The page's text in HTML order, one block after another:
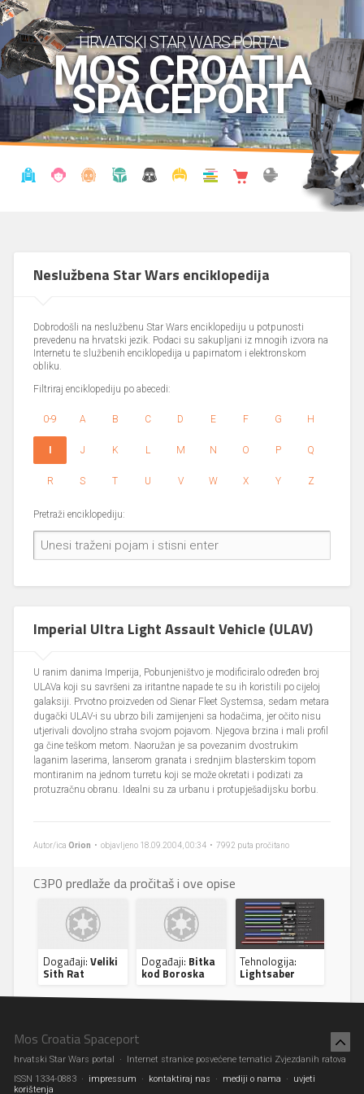
HRVATSKI STAR WARS PORTAL
MOS CROATIA
SPACEPORT
Neslužbena Star Wars enciklopedija
Dobrodošli na neslužbenu Star Wars enciklopediju u potpunosti
prevedenu na hrvatski jezik. Podaci su sakupljani iz mnogih izvora na
Internetu te službenih enciklopedija u papirnatom i elektronskom
obliku.
Filtriraj enciklopediju po abecedi:
0-9 A B C D E F G H
I J K L M N O P Q
R S T U V W X Y Z
Pretraži enciklopediju:
Imperial Ultra Light Assault Vehicle (ULAV)
U ranim danima Imperija, Pobunjeništvo je modificiralo određen broj
ULAVa koji su savršeni za iritantne napade te su ih koristili po cijeloj
galaksiji. Prvotno proizveden od Sienar Fleet Systemsa, sedam metara
dugački ULAV-i su ubrzo bili zamijenjeni sa hodačima, jer očito nisu
utjerivali dovoljno straha svojom pojavom. Njegova brzina i mali profil
ga čine teškom metom. Naoružan je sa povezanim dvostrukim
laganim laserima, lanserom granata i srednjim blasterskim topom
montiranim na jednom turretu koji se može okretati i podizati za
protuzračnu obranu. Idealni su za urbanu i protupješadijsku borbu.
Autor/icaOrion • objavljeno 18.09.2004, 00:34 • 7992 puta pročitano
C3P0 predlaže da pročitaš i ove opise
Događaji: Veliki
Sith Rat
Događaji: Bitka
kod Boroska
Tehnologija:
Lightsaber
Mos Croatia Spaceport
hrvatski Star Wars portal · Internet stranice posvećene tematici Zvjezdanih ratova
ISSN 1334-0883 ·
impressum · kontaktiraj nas · mediji o nama ·
uvjeti
korištenja